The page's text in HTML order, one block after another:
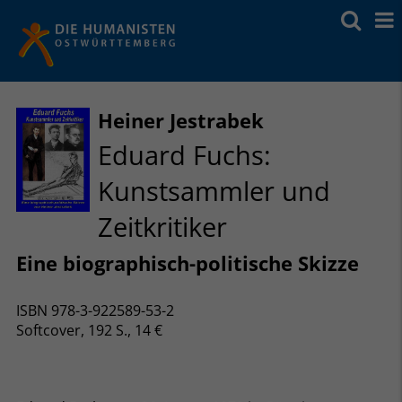
Heiner Jestrabek
Eduard Fuchs:
Kunstsammler und
Zeitkritiker
Eine biographisch-politische Skizze
ISBN 978-3-922589-53-2
Softcover, 192 S., 14 €